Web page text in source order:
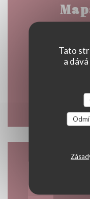
Tato
a
4348 Rte de